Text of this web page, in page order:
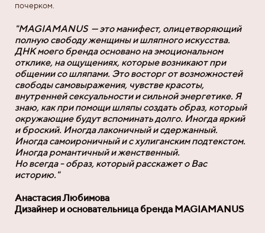
почерком.
"MAGIAMANUS — это манифест, олицетворяющий
полную свободу женщины и шляпного искусства.
ДНК моего бренда основано на эмоциональном
отклике, на ощущениях, которые возникают при
общении со шляпами. Это восторг от возможностей
свободы самовыражения, чувстве красоты,
внутренней сексуальности и сильной энергетике. Я
знаю, как при помощи шляпы создать образ, который
окружающие будут вспоминать долго. Иногда яркий
и броский. Иногда лаконичный и сдержанный.
Иногда самоироничный и с хулиганским подтекстом.
Иногда романтичный и женственный.
Но всегда - образ, который расскажет о Вас
историю."
Анастасия Любимова
Дизайнер и основательница бренда MAGIAMANUS